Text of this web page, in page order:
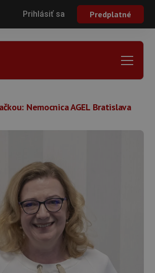
Prihlásiť sa Predplatné
Nemocnica AGEL Bratislava